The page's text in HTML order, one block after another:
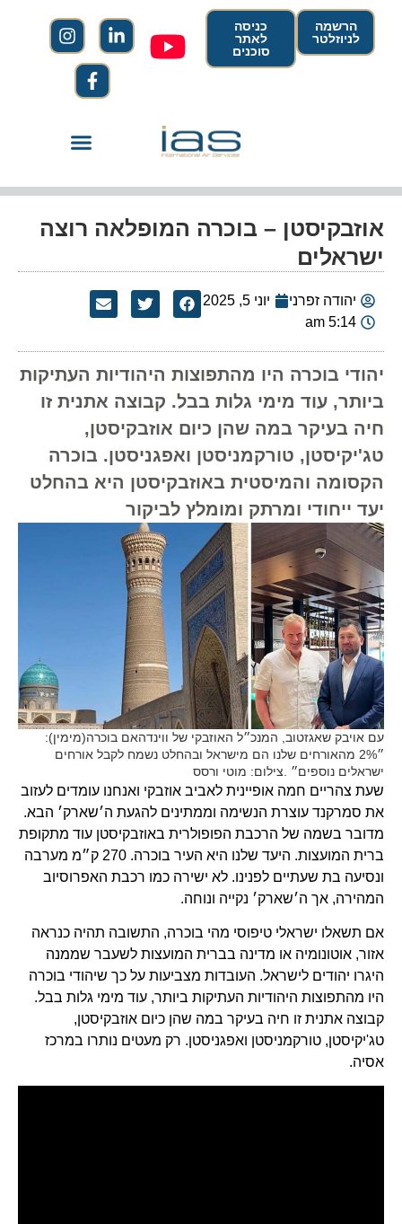
הרשמה
לניוזלטר
כניסה
לאתר
סוכנים
אוזבקיסטן – בוכרה המופלאה רוצה
ישראלים
יהודה זפרני
יוני 5, 2025
5:14 am
יהודי בוכרה היו מהתפוצות היהודיות העתיקות
ביותר, עוד מימי גלות בבל. קבוצה אתנית זו
חיה בעיקר במה שהן כיום אוזבקיסטן,
טג'יקיסטן, טורקמניסטן ואפגניסטן. בוכרה
הקסומה והמיסטית באוזבקיסטן היא בהחלט
יעד ייחודי ומרתק ומומלץ לביקור
עם אויבק שאגזטוב, המנכ״ל האוזבקי של ווינדהאם בוכרה(מימין):
״2% מהאורחים שלנו הם מישראל ובהחלט נשמח לקבל אורחים
ישראלים נוספים״ .צילום: מוטי ורסס
שעת צהריים חמה אופיינית לאביב אוזבקי ואנחנו עומדים לעזוב
את סמרקנד עוצרת הנשימה וממתינים להגעת ה׳שארק׳ הבא.
מדובר בשמה של הרכבת הפופולרית באוזבקיסטן עוד מתקופת
ברית המועצות. היעד שלנו היא העיר בוכרה. 270 ק״מ מערבה
ונסיעה בת שעתיים לפנינו. לא ישירה כמו רכבת האפרוסיוב
המהירה, אך ה׳שארק׳ נקייה ונוחה.
אם תשאלו ישראלי טיפוסי מהי בוכרה, התשובה תהיה כנראה
אזור, אוטונומיה או מדינה בברית המועצות לשעבר שממנה
היגרו יהודים לישראל. העובדות מצביעות על כך שיהודי בוכרה
היו מהתפוצות היהודיות העתיקות ביותר, עוד מימי גלות בבל.
קבוצה אתנית זו חיה בעיקר במה שהן כיום אוזבקיסטן,
טג'יקיסטן, טורקמניסטן ואפגניסטן. רק מעטים נותרו במרכז
אסיה.